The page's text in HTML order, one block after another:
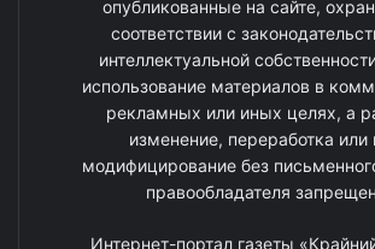
опубликованные на сайте,
соответствии с
интеллектуальной
использование материалов в
рекламных или иных целях, а
изменение, переработка или
модифицирование без
правообладателя
Интернет-портал газеты